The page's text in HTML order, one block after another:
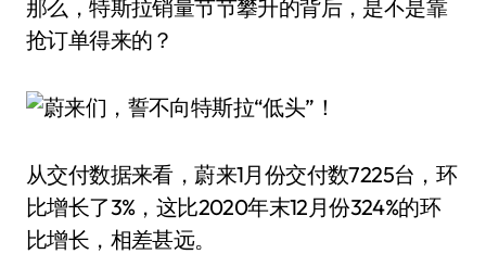
那么，特斯拉销量节节攀升的背后，是不是靠
抢订单得来的？
从交付数据来看，蔚来1月份交付数7225台，环
比增长了3%，这比2020年末12月份324%的环
比增长，相差甚远。